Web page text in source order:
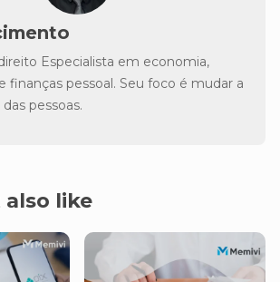
Especialista em economia,
finanças pessoal. Seu foco é mudar a
pessoas.
like